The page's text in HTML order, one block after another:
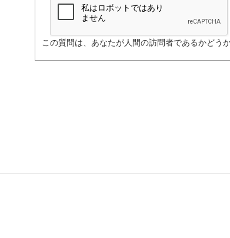
この質問は、あなたが人間の訪問者であるかどう